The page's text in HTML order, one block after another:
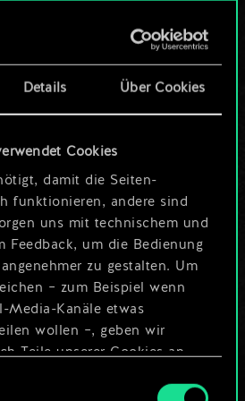
Details Über Cookies
Cookies
damit die Seiten-
funktionieren, andere sind
uns mit technischem und
Feedback, um die Bedienung
zu gestalten. Um
– zum Beispiel wenn
Media-Kanäle etwas
wollen –, geben wir
Teile unserer Cookies an
deine Zustimmung.
ist dies nur
Satz
so viel
sein kann!
und Leitfaden
bearbeiten